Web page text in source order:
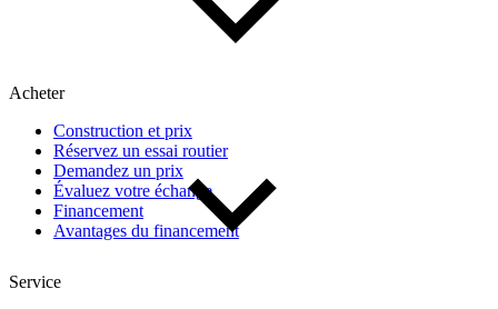
Acheter
Construction et prix
Réservez un essai routier
Demandez un prix
Évaluez votre échange
Financement
Avantages du financement
Service